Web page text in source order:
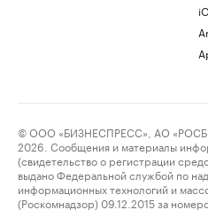
© ООО «БИЗНЕСПРЕСС», АО
2026. Сообщения и материалы
(свидетельство о регистрации
выдано Федеральной службой по
информационных технологий и
(Роскомнадзор) 09.12.2015 за